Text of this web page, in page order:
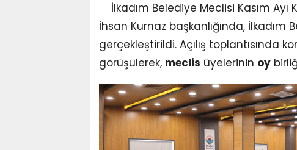
İlkadım Belediye Meclisi Kasım Ayı
İhsan Kurnaz başkanlığında, İlkadım
gerçekleştirildi. Açılış
görüşülerek, meclis üyelerinin oy